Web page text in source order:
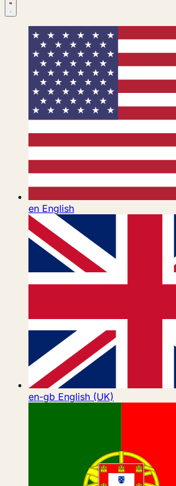
en English
en-gb English (UK)